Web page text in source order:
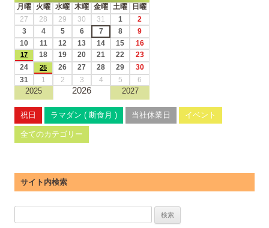
月曜 火曜 水曜 木曜 金曜 土曜
日曜
27
28 29 30 31 1
2
3
4 5 6 7 8
9
10
11 12 13 14 15 16
17 18 19 20 21 22
23
24
25 26 27 28 29
30
31
1 2 3 4 5 6
2025 2026 2027
祝日 ラマダン ( 断食月 ) 当社休業日 イベント
全てのカテゴリー
サイト内検索